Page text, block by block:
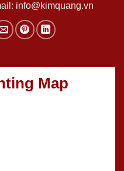
info@kimquang.vn
Map